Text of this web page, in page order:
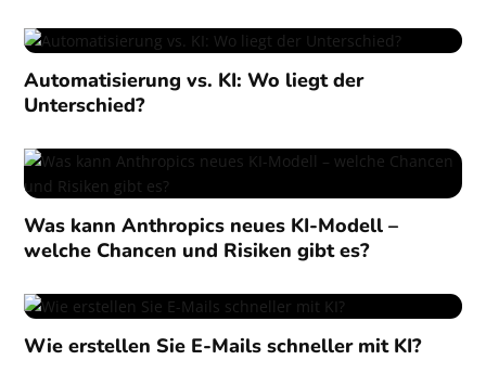
Automatisierung vs. KI: Wo liegt der
Unterschied?
Was kann Anthropics neues KI-Modell –
welche Chancen und Risiken gibt es?
Wie erstellen Sie E-Mails schneller mit KI?